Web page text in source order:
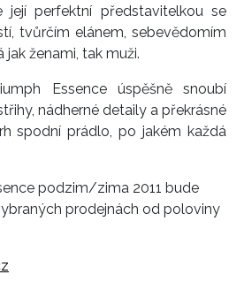
její perfektní představitelkou se
tvůrčím elánem, sebevědomím
jak ženami, tak muži.
Essence úspěšně snoubí
nádherné detaily a překrásné
spodní prádlo, po jakém každá
podzim/zima 2011 bude
prodejnách od poloviny